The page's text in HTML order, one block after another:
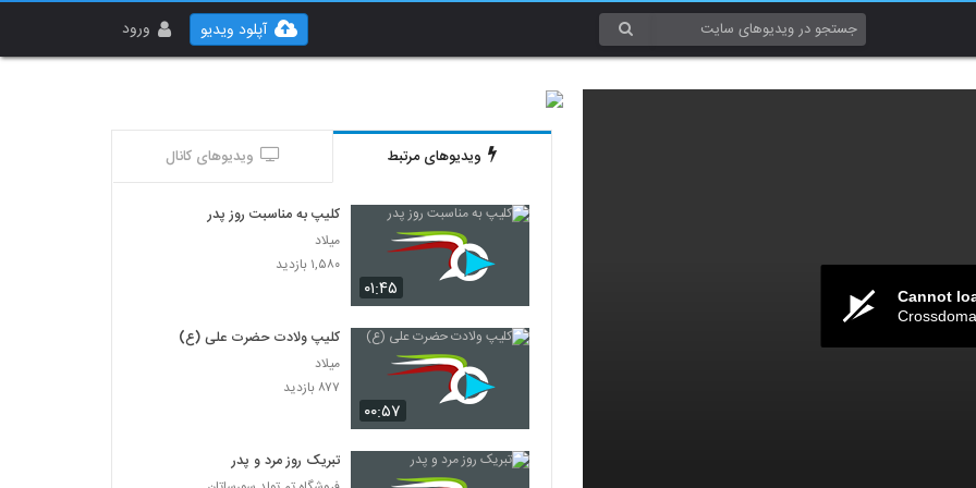
ورود آپلود ویدیو
Cannot
ویدیوهای مرتبط ویدیوهای کانال
۰۱:۴۵
کلیپ به مناسبت روز پدر
میلاد
۱,۵۸۰ بازدید
۰۰:۵۷
کلیپ ولادت حضرت علی (ع)
میلاد
۸۷۷ بازدید
تبریک روز مرد و پدر